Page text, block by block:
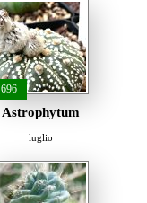
696
Astrophytum
luglio